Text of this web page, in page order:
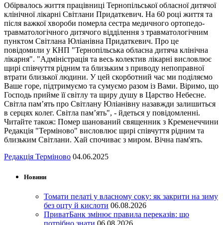
Обірвалось життя працівниці Тернопільської обласної дитячої
клінічної лікарні Світлани Придаткевич. На 60 році життя та
після важкої хвороби померла сестра медичного ортопедо-
травматологічного дитячого відділення з травматологічним
пунктом Світлана Юліанівна Придаткевич. Про це
повідомили у КНП "Тернопільська обласна дитяча клінічна
лікарня". "Адміністрація та весь колектив лікарні висловлює
щирі співчуття рідним та близьким з приводу непоправної
втрати близької людини. У цей скорботний час ми поділяємо
Ваше горе, підтримуємо та сумуємо разом із Вами. Віримо, що
Господь прийме її світлу та щиру душу в Царство Небесне.
Світла пам’ять про Світлану Юліанівну назавжди залишиться
в серцях колег. Світла пам’ять", - йдеться у повідомленні.
Читайте також: Помер шанований священник з Кременеччини
Редакція "Терміново" висловлює щирі співчуття рідним та
близьким Світлани. Хай спочиває з миром. Вічна пам'ять.
Редакція Терміново 04.06.2025
Новини
Томати пелаті у власному соку: як закрити на зиму
без оцту й кислоти 06.08.2026
ПриватБанк змінює правила переказів: що